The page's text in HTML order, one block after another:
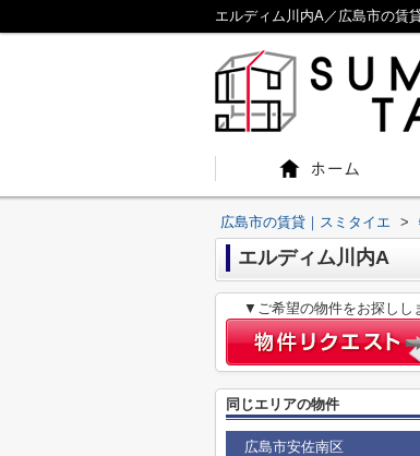
エルディム川内A／広島市の賃
広島市の賃貸｜スミタイエ >
エルディム川内A
▼ご希望の物件をお探しし
同じエリアの物件
広島市安佐南区